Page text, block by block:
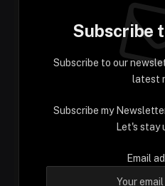
Subscribe
Subscribe to our
latest
Subscribe my
Let's stay
Email